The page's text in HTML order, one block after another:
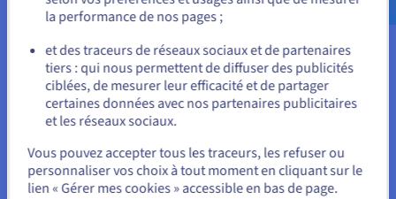
Après l'entraînement, des techniques de validation comme
l'analyse de vraisemblance ou la validation croisée
garantissent que le modèle se généralise bien. Des métriques
courantes telles que la précision, le rappel, le score F1 et l'aire
sous la courbe ROC évaluent l'efficacité du modèle logistique
en pratique.
Lorsqu'elle est combinée avec une infrastructure évolutive, la
régression logistique devient une base puissante pour les
applications d'IA, de LLM et d'analytique prédictive.
ou
Rester sur le site actuel
Sélectionner un autre site web
la performance de nos pages ;
et des traceurs de réseaux sociaux et de partenaires
tiers : qui nous permettent de diffuser des publicités
ciblées, de mesurer leur efficacité et de partager
certaines données avec nos partenaires publicitaires
et les réseaux sociaux.
Vous pouvez accepter tous les traceurs, les refuser ou
personnaliser vos choix à tout moment en cliquant sur le
lien « Gérer mes cookies » accessible en bas de page.